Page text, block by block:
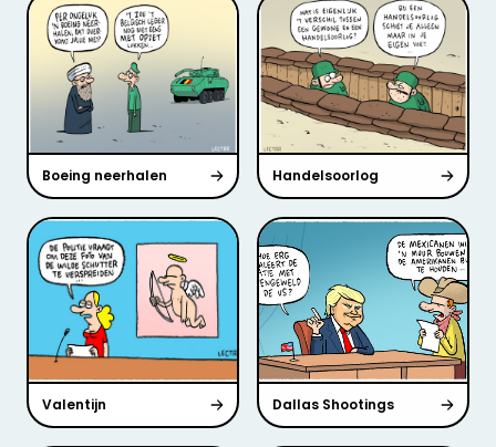
Boeing neerhalen Handelsoorlog
Valentijn Dallas Shootings